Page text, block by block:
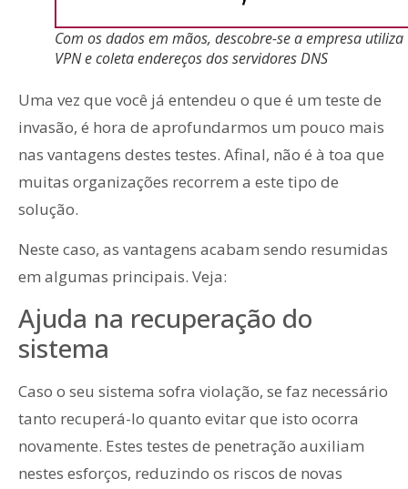
Com os dados em mãos, descobre-se a empresa utiliza
VPN e coleta endereços dos servidores DNS
Uma vez que você já entendeu o que é um teste de
invasão, é hora de aprofundarmos um pouco mais
nas vantagens destes testes. Afinal, não é à toa que
muitas organizações recorrem a este tipo de
solução.
Neste caso, as vantagens acabam sendo resumidas
em algumas principais. Veja:
Ajuda na recuperação do
sistema
Caso o seu sistema sofra violação, se faz necessário
tanto recuperá-lo quanto evitar que isto ocorra
novamente. Estes testes de penetração auxiliam
nestes esforços, reduzindo os riscos de novas